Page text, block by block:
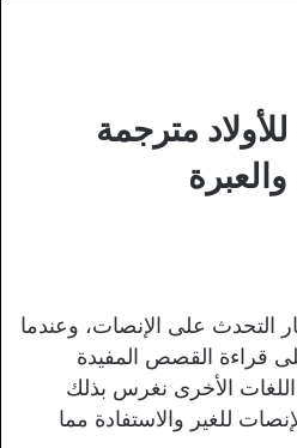
مترجمة
والعبرة
التحدث على الإنصات، وعندما
قراءة القصص المفيدة
اللغات الأخرى نغرس بذلك
للغير والاستفادة مما